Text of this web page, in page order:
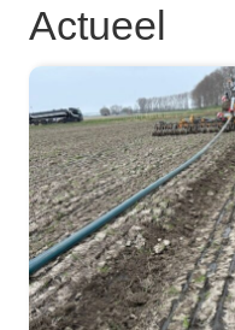
Actueel